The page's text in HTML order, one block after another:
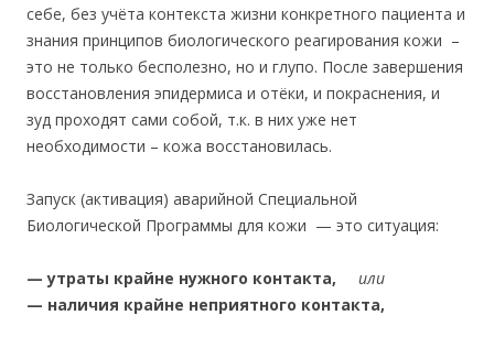
себе, без учёта контекста жизни конкретного пациента и
знания принципов биологического реагирования кожи –
это не только бесполезно, но и глупо. После завершения
восстановления эпидермиса и отёки, и покраснения, и
зуд проходят сами собой, т.к. в них уже нет
необходимости – кожа восстановилась.
Запуск (активация) аварийной Специальной
Биологической Программы для кожи — это ситуация:
— утраты крайне нужного контакта, или
— наличия крайне неприятного контакта,